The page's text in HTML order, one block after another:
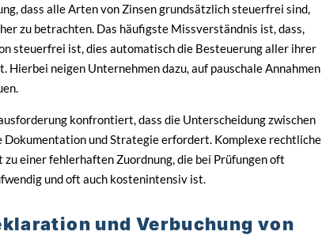
dass alle Arten von Zinsen grundsätzlich steuerfrei sind,
zu betrachten. Das häufigste Missverständnis ist, dass,
steuerfrei ist, dies automatisch die Besteuerung aller ihrer
neigen Unternehmen dazu, auf pauschale Annahmen
konfrontiert, dass die Unterscheidung zwischen
und Strategie erfordert. Komplexe rechtliche
einer fehlerhaften Zuordnung, die bei Prüfungen oft
und oft auch kostenintensiv ist.
und Verbuchung von